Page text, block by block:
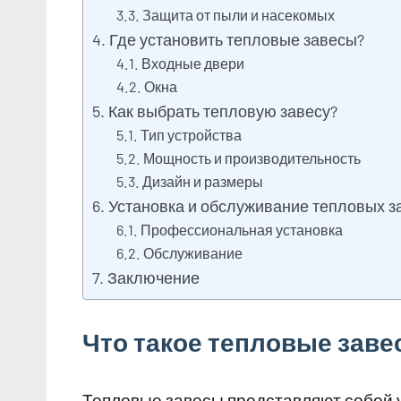
Защита от пыли и насекомых
Где установить тепловые завесы?
Входные двери
Окна
Как выбрать тепловую завесу?
Тип устройства
Мощность и производительность
Дизайн и размеры
Установка и обслуживание тепловых
Профессиональная установка
Обслуживание
Заключение
Что такое тепловые